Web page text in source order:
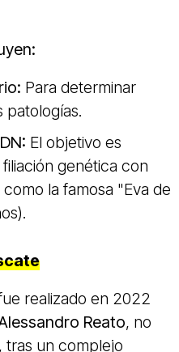
Para determinar
patologías.
El objetivo es
genética con
la famosa "Eva de
realizado en 2022
Reato, no
tras un complejo